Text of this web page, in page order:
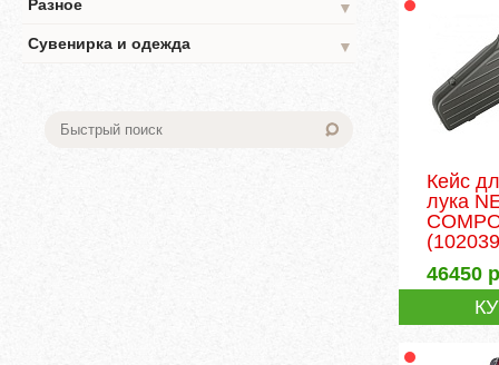
Разное
▼
Сувенирка и одежда
▼
Кейс
лука
46450